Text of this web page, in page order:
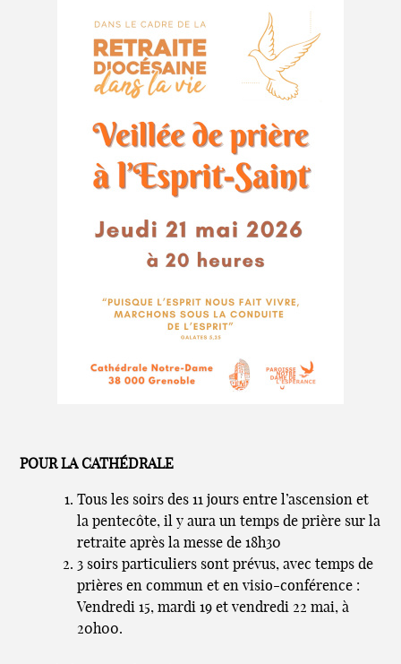
POUR LA CATHÉDRALE
Tous les soirs des 11 jours entre l’ascension et
la pentecôte, il y aura un temps de prière sur la
retraite après la messe de 18h30
3 soirs particuliers sont prévus, avec temps de
prières en commun et en visio-conférence :
Vendredi 15, mardi 19 et vendredi 22 mai, à
20h00.